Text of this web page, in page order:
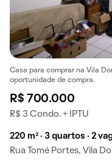
Casa para comprar na Vila
oportunidade de compra.
R$ 700.000
R$ 3 Condo. + IPTU
220 m² · 3 quartos · 2
Rua Tomé Portes, Vila